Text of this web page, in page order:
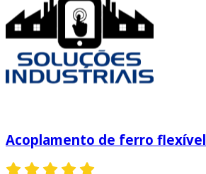
Acoplamento de ferro flexível